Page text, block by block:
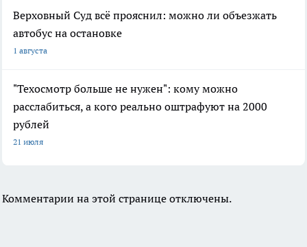
Верховный Суд всё прояснил: можно ли объезжать
автобус на остановке
1 августа
"Техосмотр больше не нужен": кому можно
расслабиться, а кого реально оштрафуют на 2000
рублей
21 июля
Комментарии на этой странице отключены.